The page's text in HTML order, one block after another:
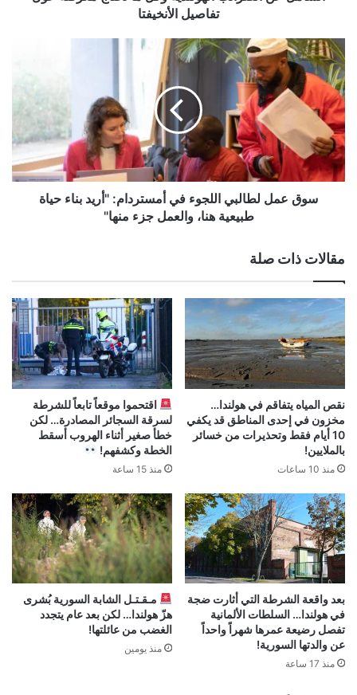
وكل
ما
تحتاج
معرفته
حول
تفاصيل
الأنخيفتا
تفاصيل الأنخيفتا
سوق
عمل
لطالبي
اللجوء
في
أمستردام:
"أريد
بناء
حياة
منها"
سوق عمل لطالبي اللجوء في أمستردام: "أريد بناء حياة
طبيعية هنا، والعمل جزء منها"
مقالات ذات صلة
نقص المياه يتفاقم في هولندا…
مخزون في إحدى المناطق قد يكفي
10 أيام فقط وتحذيرات من خسائر
بالملايين!
منذ 10 ساعات
اقتحموا موقعاً تابعاً للشرطة
لسرقة السجائر المصادرة… لكن
خطأ صغير أثناء الهروب أسقط
الخطة وكشفهم!
منذ 15 ساعة
بعد واقعة الشرطة التي أثارت ضجة
في هولندا… السلطات الألمانية
تفصل رضيعة عمرها شهراً واحداً
عن والدتها السورية!
منذ 17 ساعة
مـقـتـل الشابة السورية بُشرى
هزّ هولندا… لكن بعد عام يتجدد
الغضب من عائلتها!
منذ يومين